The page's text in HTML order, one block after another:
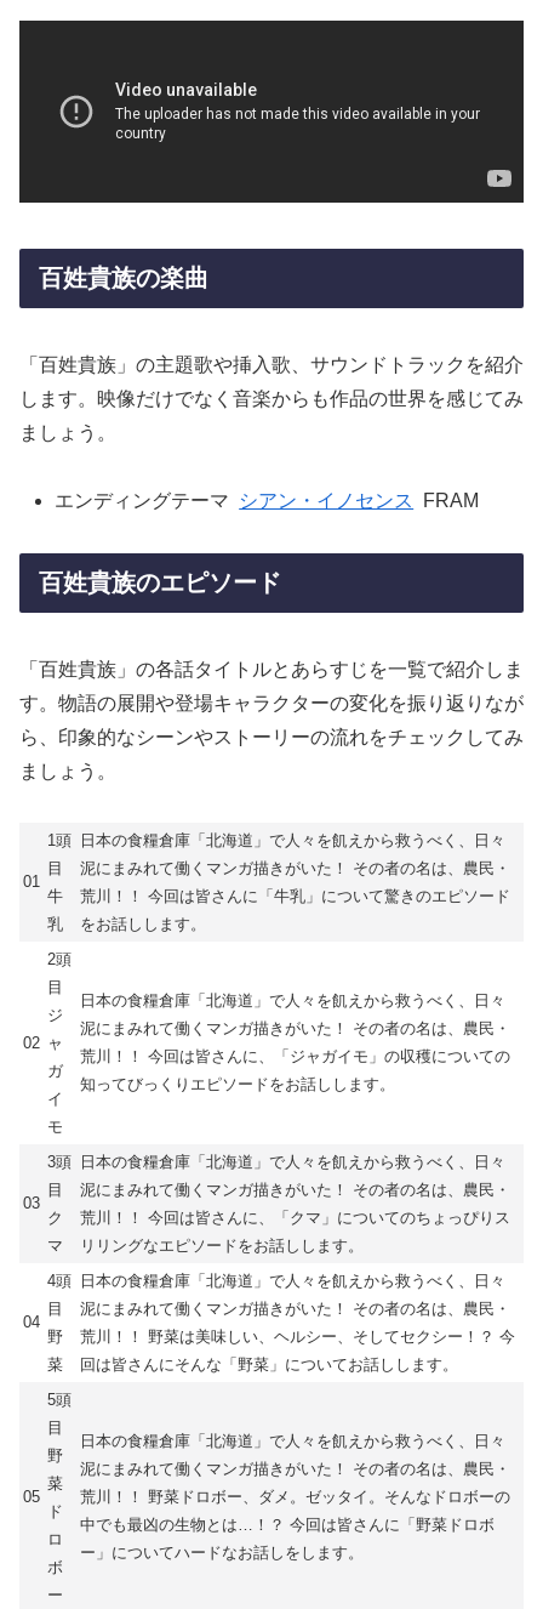
百姓貴族の楽曲
「百姓貴族」の主題歌や挿入歌、サウンドトラックを紹介
します。映像だけでなく音楽からも作品の世界を感じてみ
ましょう。
エンディングテーマ シアン・イノセンス FRAM
百姓貴族のエピソード
「百姓貴族」の各話タイトルとあらすじを一覧で紹介しま
す。物語の展開や登場キャラクターの変化を振り返りなが
ら、印象的なシーンやストーリーの流れをチェックしてみ
ましょう。
01
1頭
目
牛
乳
日本の食糧倉庫「北海道」で人々を飢えから救うべく、日々
泥にまみれて働くマンガ描きがいた！ その者の名は、農民・
荒川！！ 今回は皆さんに「牛乳」について驚きのエピソード
をお話しします。
02
2頭
目
ジ
ャ
ガ
イ
モ
日本の食糧倉庫「北海道」で人々を飢えから救うべく、日々
泥にまみれて働くマンガ描きがいた！ その者の名は、農民・
荒川！！ 今回は皆さんに、「ジャガイモ」の収穫についての
知ってびっくりエピソードをお話しします。
03
3頭
目
ク
マ
日本の食糧倉庫「北海道」で人々を飢えから救うべく、日々
泥にまみれて働くマンガ描きがいた！ その者の名は、農民・
荒川！！ 今回は皆さんに、「クマ」についてのちょっぴりス
リリングなエピソードをお話しします。
04
4頭
目
野
菜
日本の食糧倉庫「北海道」で人々を飢えから救うべく、日々
泥にまみれて働くマンガ描きがいた！ その者の名は、農民・
荒川！！ 野菜は美味しい、ヘルシー、そしてセクシー！？ 今
回は皆さんにそんな「野菜」についてお話しします。
05
5頭
目
野
菜
ド
ロ
ボ
ー
日本の食糧倉庫「北海道」で人々を飢えから救うべく、日々
泥にまみれて働くマンガ描きがいた！ その者の名は、農民・
荒川！！ 野菜ドロボー、ダメ。ゼッタイ。そんなドロボーの
中でも最凶の生物とは…！？ 今回は皆さんに「野菜ドロボ
ー」についてハードなお話しをします。